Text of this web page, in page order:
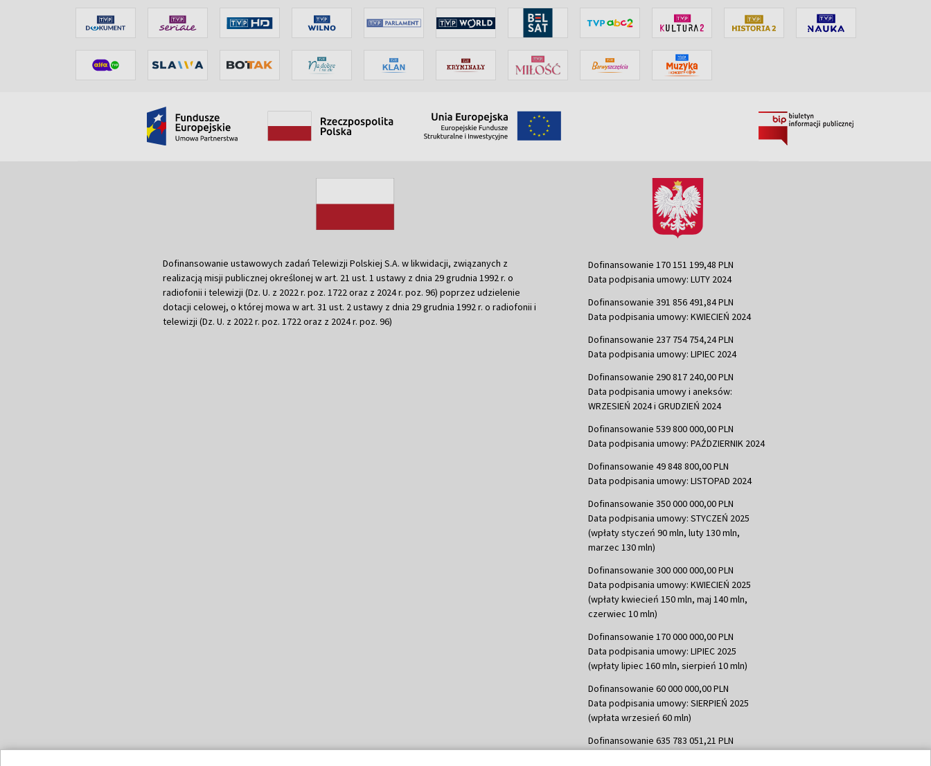
Dofinansowanie ustawowych zadań Telewizji Polskiej S.A. w likwidacji, związanych z
realizacją misji publicznej określonej w art. 21 ust. 1 ustawy z dnia 29 grudnia 1992 r. o
radiofonii i telewizji (Dz. U. z 2022 r. poz. 1722 oraz z 2024 r. poz. 96) poprzez udzielenie
dotacji celowej, o której mowa w art. 31 ust. 2 ustawy z dnia 29 grudnia 1992 r. o radiofonii i
telewizji (Dz. U. z 2022 r. poz. 1722 oraz z 2024 r. poz. 96)
Dofinansowanie 170 151 199,48 PLN
Data podpisania umowy: LUTY 2024
Dofinansowanie 391 856 491,84 PLN
Data podpisania umowy: KWIECIEŃ 2024
Dofinansowanie 237 754 754,24 PLN
Data podpisania umowy: LIPIEC 2024
Dofinansowanie 290 817 240,00 PLN
Data podpisania umowy i aneksów:
WRZESIEŃ 2024 i GRUDZIEŃ 2024
Dofinansowanie 539 800 000,00 PLN
Data podpisania umowy: PAŹDZIERNIK 2024
Dofinansowanie 49 848 800,00 PLN
Data podpisania umowy: LISTOPAD 2024
Dofinansowanie 350 000 000,00 PLN
Data podpisania umowy: STYCZEŃ 2025
(wpłaty styczeń 90 mln, luty 130 mln,
marzec 130 mln)
Dofinansowanie 300 000 000,00 PLN
Data podpisania umowy: KWIECIEŃ 2025
(wpłaty kwiecień 150 mln, maj 140 mln,
czerwiec 10 mln)
Dofinansowanie 170 000 000,00 PLN
Data podpisania umowy: LIPIEC 2025
(wpłaty lipiec 160 mln, sierpień 10 mln)
Dofinansowanie 60 000 000,00 PLN
Data podpisania umowy: SIERPIEŃ 2025
(wpłata wrzesień 60 mln)
Dofinansowanie 635 783 051,21 PLN